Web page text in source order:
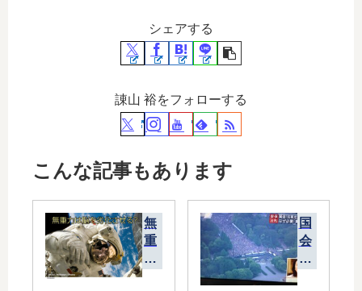
シェアする
諌山 裕をフォローする
こんな記事もあります
無
重
力
国
会
記